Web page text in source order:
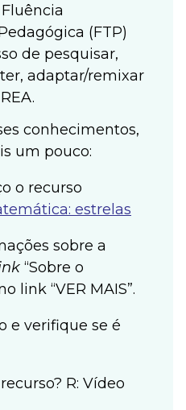
(FTP)
de pesquisar,
adaptar/remixar
conhecimentos,
um pouco:
o recurso
estrelas
sobre a
“Sobre o
link “VER MAIS”.
e verifique se é
R: Vídeo